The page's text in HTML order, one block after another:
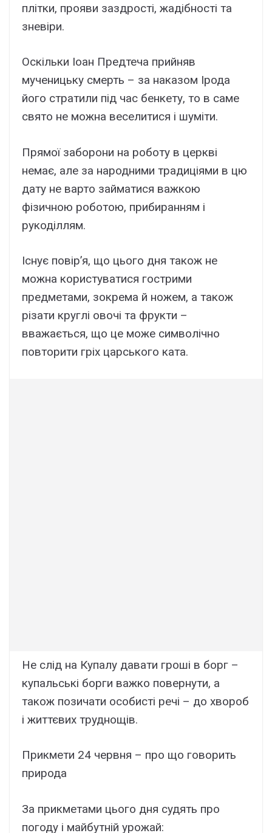
плітки, прояви заздрості, жадібності та
зневіри.
Оскільки Іоан Предтеча прийняв
мученицьку смерть – за наказом Ірода
його стратили під час бенкету, то в саме
свято не можна веселитися і шуміти.
Прямої заборони на роботу в церкві
немає, але за народними традиціями в цю
дату не варто займатися важкою
фізичною роботою, прибиранням і
рукоділлям.
Існує повір’я, що цього дня також не
можна користуватися гострими
предметами, зокрема й ножем, а також
різати круглі овочі та фрукти –
вважається, що це може символічно
повторити гріх царського ката.
Не слід на Купалу давати гроші в борг –
купальські борги важко повернути, а
також позичати особисті речі – до хвороб
і життєвих труднощів.
Прикмети 24 червня – про що говорить
природа
За прикметами цього дня судять про
погоду і майбутній урожай: